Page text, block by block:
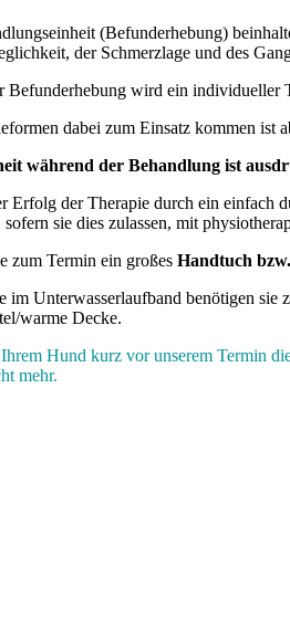
(Befunderhebung)
der Schmerzlage und des
Befunderhebung wird ein individueller
dabei zum Einsatz kommen ist
während der Behandlung ist
Erfolg der Therapie durch ein einfach
sie dies zulassen, mit
zum Termin ein großes Handtuch
im Unterwasserlaufband benötigen sie
warme Decke.
Hund kurz vor unserem Termin
mehr.